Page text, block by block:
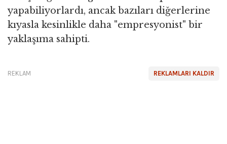
yapabiliyorlardı, ancak bazıları diğerlerine
kıyasla kesinlikle daha "empresyonist" bir
yaklaşıma sahipti.
REKLAMLARI KALDIR
REKLAM